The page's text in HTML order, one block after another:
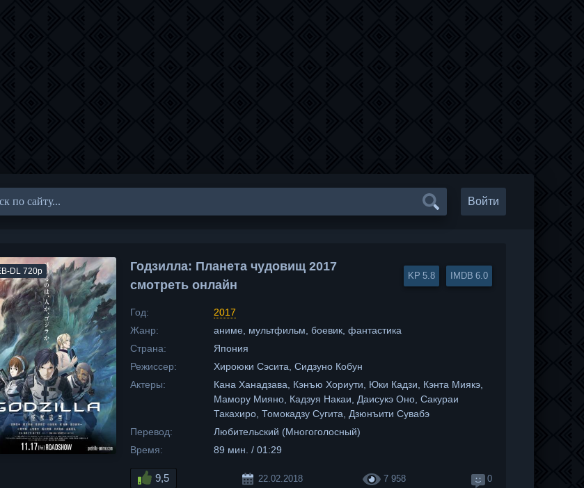
Войти
DL 720p
Годзилла: Планета чудовищ 2017
смотреть онлайн
5.8 6.0
Год:
2017
Жанр:
аниме, мультфильм, боевик, фантастика
Страна:
Япония
Режиссер:
Хироюки Сэсита, Сидзуно Кобун
Актеры:
Кана Ханадзава, Кэнъю Хориути, Юки Кадзи, Кэнта Миякэ,
Мамору Мияно, Кадзуя Накаи, Даисукэ Оно, Сакураи
Такахиро, Томокадзу Сугита, Дзюнъити Сувабэ
Перевод:
Любительский (Многоголосный)
Время:
89 мин. / 01:29
9,5 22.02.2018 7 958 0